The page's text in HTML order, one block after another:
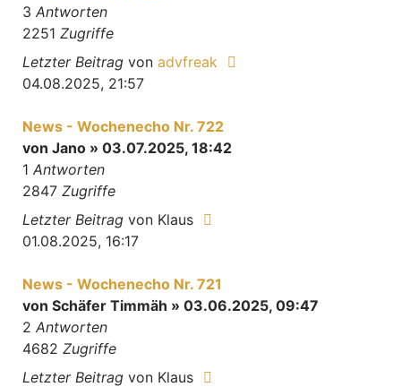
3 Antworten
2251 Zugriffe
Letzter Beitrag von advfreak
04.08.2025, 21:57
News - Wochenecho Nr. 722
von Jano » 03.07.2025, 18:42
1 Antworten
2847 Zugriffe
Letzter Beitrag von Klaus
01.08.2025, 16:17
News - Wochenecho Nr. 721
von Schäfer Timmäh » 03.06.2025, 09:47
2 Antworten
4682 Zugriffe
Letzter Beitrag von Klaus